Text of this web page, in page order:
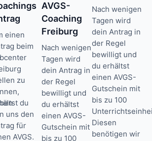
einen
beim
zu
du
uns den
für
AVGS.
AVGS-
Coaching
Freiburg
Nach wenigen
Tagen wird
dein Antrag in
der Regel
bewilligt und
du erhältst
einen AVGS-
Gutschein mit
bis zu 100
Nach wenigen
Tagen wird
dein Antrag in
der Regel
bewilligt und
du erhältst
einen AVGS-
Gutschein mit
bis zu 100
Diesen
benötigen wir